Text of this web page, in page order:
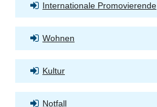
Internationale Promovierende
Wohnen
Kultur
Notfall